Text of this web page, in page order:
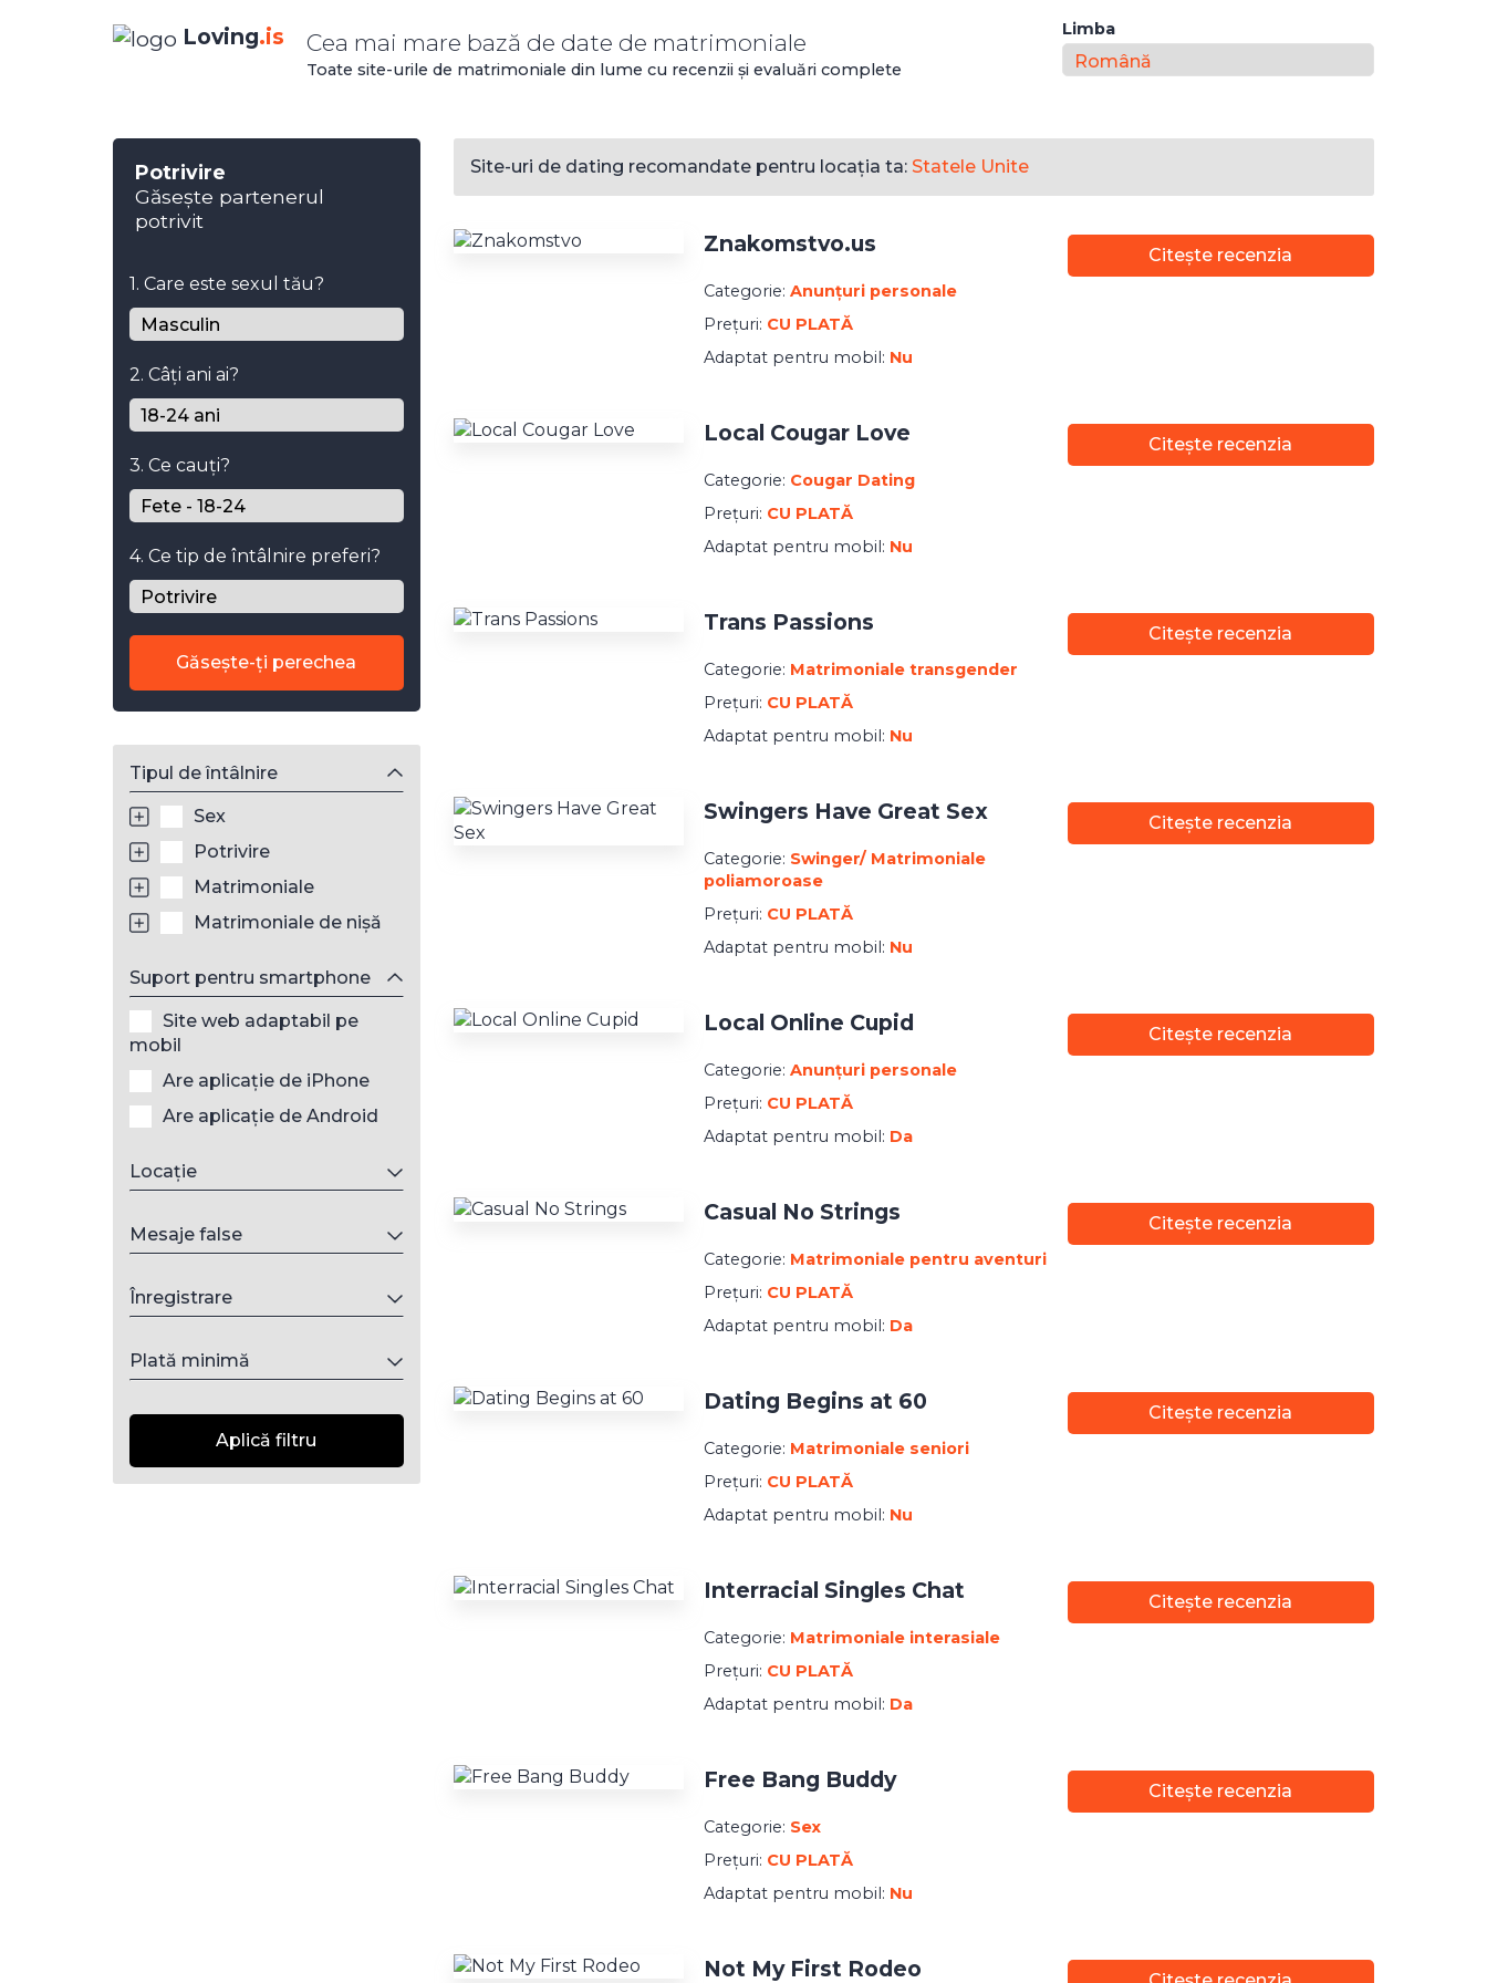
Loving.is Cea mai mare bază de date de matrimoniale
Toate site-urile de matrimoniale din lume cu recenzii și evaluări complete
Limba
Potrivire
Găsește partenerul
potrivit
1. Care este sexul tău?
2. Câți ani ai?
3. Ce cauți?
4. Ce tip de întâlnire preferi?
Găsește-ți perechea
Tipul de întâlnire
Sex
Potrivire
Matrimoniale
Matrimoniale de nișă
Suport pentru smartphone
Site web adaptabil pe
mobil
Are aplicație de iPhone
Are aplicație de Android
Locație
Mesaje false
Înregistrare
Plată minimă
Aplică filtru
Site-uri de dating recomandate pentru locația ta: Statele Unite
Znakomstvo.us
Categorie: Anunțuri personale
Prețuri: CU PLATĂ
Adaptat pentru mobil: Nu
Citește recenzia
Local Cougar Love
Categorie: Cougar Dating
Prețuri: CU PLATĂ
Adaptat pentru mobil: Nu
Citește recenzia
Trans Passions
Categorie: Matrimoniale transgender
Prețuri: CU PLATĂ
Adaptat pentru mobil: Nu
Citește recenzia
Swingers Have Great Sex
Categorie: Swinger/ Matrimoniale
poliamoroase
Prețuri: CU PLATĂ
Adaptat pentru mobil: Nu
Citește recenzia
Local Online Cupid
Categorie: Anunțuri personale
Prețuri: CU PLATĂ
Adaptat pentru mobil: Da
Citește recenzia
Casual No Strings
Categorie: Matrimoniale pentru aventuri
Prețuri: CU PLATĂ
Adaptat pentru mobil: Da
Citește recenzia
Dating Begins at 60
Categorie: Matrimoniale seniori
Prețuri: CU PLATĂ
Adaptat pentru mobil: Nu
Citește recenzia
Interracial Singles Chat
Categorie: Matrimoniale interasiale
Prețuri: CU PLATĂ
Adaptat pentru mobil: Da
Citește recenzia
Free Bang Buddy
Categorie: Sex
Prețuri: CU PLATĂ
Adaptat pentru mobil: Nu
Citește recenzia
Not My First Rodeo